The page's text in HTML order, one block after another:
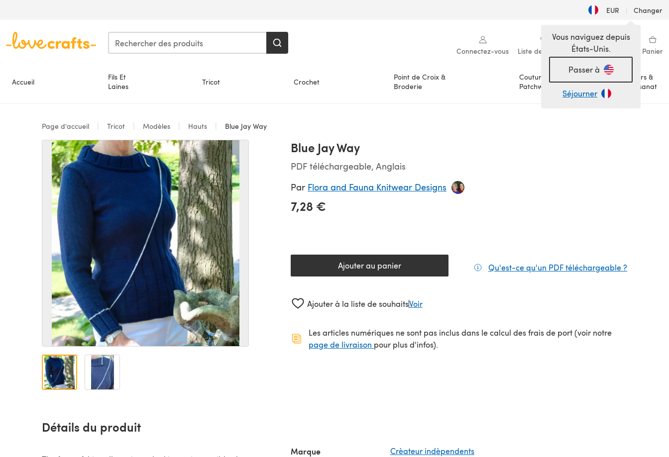
EUR | Changer
Connectez-vous Liste de souhaits Ma bibliothèque Panier
Accueil
Fils Et
Laines
Tricot Crochet
Point de Croix &
Broderie
Couture &
Patchwork
Loisirs &
Artisanat
Vous naviguez depuis
États-Unis.
Passer à
Séjourner
Page d'accueil Tricot Modèles Hauts Blue Jay Way
Blue Jay Way
PDF téléchargeable, Anglais
Par Flora and Fauna Knitwear Designs
7,28 €
Ajouter au panier Qu'est-ce qu'un PDF téléchargeable ?
Ajouter à la liste de souhaitsVoir
Les articles numériques ne sont pas inclus dans le calcul des frais de port (voir notre
page de livraison (s'ouvre dans un nouvel onglet)
pour plus d'infos).
Détails du produit
Marque Crèateur indèpendents